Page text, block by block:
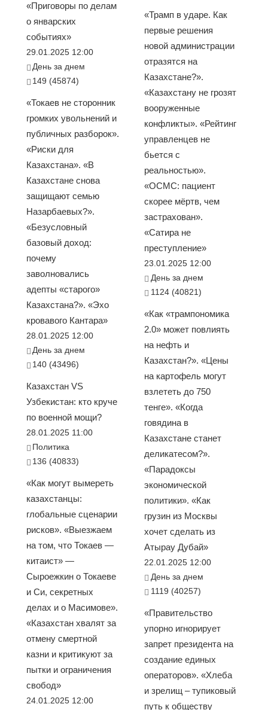
«Приговоры по делам
о январских
событиях»
29.01.2025 12:00
День за днем
149 (45874)
«Токаев не сторонник
громких увольнений и
публичных разборок».
«Риски для
Казахстана». «В
Казахстане снова
защищают семью
Назарбаевых?».
«Безусловный
базовый доход:
почему
заволновались
адепты «старого»
Казахстана?». «Эхо
кровавого Кантара»
28.01.2025 12:00
День за днем
140 (43496)
Казахстан VS
Узбекистан: кто круче
по военной мощи?
28.01.2025 11:00
Политика
136 (40833)
«Как могут вымереть
казахстанцы:
глобальные сценарии
рисков». «Выезжаем
на том, что Токаев —
китаист» —
Сыроежкин о Токаеве
и Си, секретных
делах и о Масимове».
«Казахстан хвалят за
отмену смертной
казни и критикуют за
пытки и ограничения
свобод»
24.01.2025 12:00
«Трамп в ударе. Как
первые решения
новой администрации
отразятся на
Казахстане?».
«Казахстану не грозят
вооруженные
конфликты». «Рейтинг
управленцев не
бьется с
реальностью».
«ОСМС: пациент
скорее мёртв, чем
застрахован».
«Сатира не
преступление»
23.01.2025 12:00
День за днем
1124 (40821)
«Как «трампономика
2.0» может повлиять
на нефть и
Казахстан?». «Цены
на картофель могут
взлететь до 750
тенге». «Когда
говядина в
Казахстане станет
деликатесом?».
«Парадоксы
экономической
политики». «Как
грузин из Москвы
хочет сделать из
Атырау Дубай»
22.01.2025 12:00
День за днем
1119 (40257)
«Правительство
упорно игнорирует
запрет президента на
создание единых
операторов». «Хлеба
и зрелищ – тупиковый
путь к обществу